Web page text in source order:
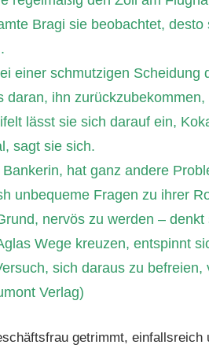
Bragi sie beobachtet,
einer schmutzigen Scheidung
daran, ihn
lässt sie sich darauf ein,
sagt sie sich.
hat ganz andere
unbequeme Fragen zu ihrer
nervös zu werden – denkt
Wege kreuzen, entspinnt
sich daraus zu
Verlag)
getrimmt, einfallsreich